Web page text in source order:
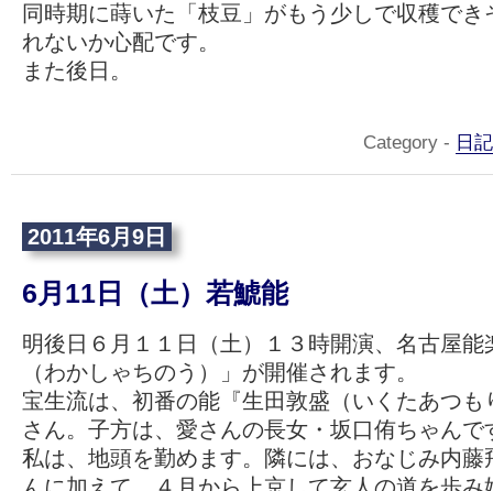
同時期に蒔いた「枝豆」がもう少しで収穫で
れないか心配です。
また後日。
Category - 日記
2011年6月9日
6月11日（土）若鯱能
明後日６月１１日（土）１３時開演、名古屋
（わかしゃちのう）」が開催されます。
宝生流は、初番の能『生田敦盛（いくたあつ
さん。子方は、愛さんの長女・坂口侑ちゃんで
私は、地頭を勤めます。隣には、おなじみ内藤